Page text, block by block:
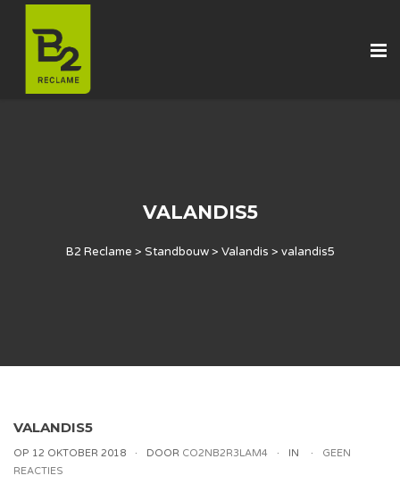
VALANDIS5
B2 Reclame > Standbouw> Valandis > valandis5
VALANDIS5
OP 12 OKTOBER 2018 DOOR CO2NB2R3LAM4 IN
GEEN
REACTIES